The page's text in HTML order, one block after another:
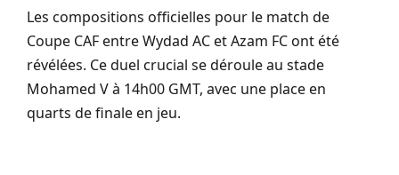
Les compositions officielles pour le match de
Coupe CAF entre Wydad AC et Azam FC ont été
révélées. Ce duel crucial se déroule au stade
Mohamed V à 14h00 GMT, avec une place en
quarts de finale en jeu.